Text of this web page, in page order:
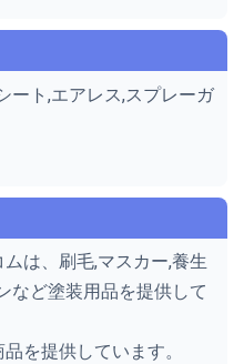
ート,エアレス,スプレーガ
は、刷毛,マスカー,養生
など塗装用品を提供して
を提供しています。